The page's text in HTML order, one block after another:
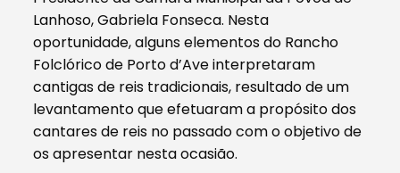
Lanhoso, Gabriela Fonseca. Nesta
oportunidade, alguns elementos do Rancho
Folclórico de Porto d’Ave interpretaram
cantigas de reis tradicionais, resultado de um
levantamento que efetuaram a propósito dos
cantares de reis no passado com o objetivo de
os apresentar nesta ocasião.